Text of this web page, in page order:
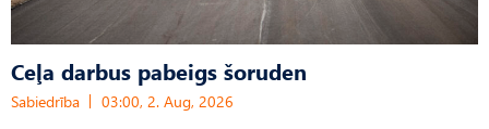
Ceļa darbus pabeigs šoruden
Sabiedrība 03:00, 2. Aug, 2026